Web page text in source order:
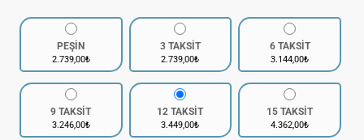
PEŞİN
2.739,00₺
3 TAKSİT
2.739,00₺
6 TAKSİT
3.144,00₺
9 TAKSİT
3.246,00₺
12 TAKSİT
3.449,00₺
15 TAKSİT
4.362,00₺